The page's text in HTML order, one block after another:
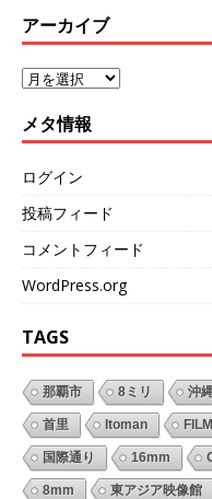
アーカイブ
メタ情報
ログイン
投稿フィード
コメントフィード
WordPress.org
TAGS
那覇市 8ミリ 沖
首里 Itoman
国際通り 16mm
8mm 東アジア映像館